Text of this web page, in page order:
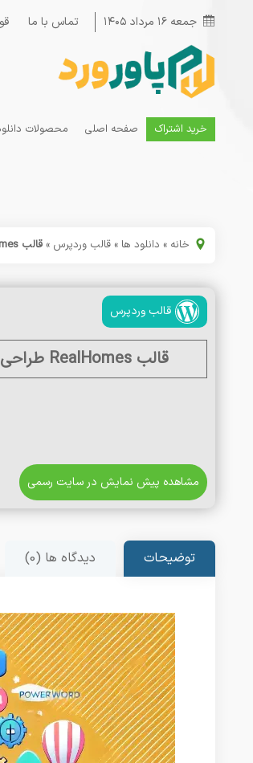
جمعه ۱۶ مرداد ۱۴۰۵ تماس با ما
خرید اشتراک صفحه اصلی محصولات
خانه » دانلود ها » قالب وردپرس » قالب RealHomes طراحی حرفه‌ای وب‌سایت املاک و مستغلات با وردپرس
قالب وردپرس
قالب RealHomes طراحی حرفه‌ای وب‌سایت املاک و مستغلات با وردپرس
مشاهده پیش نمایش در سایت رسمی
توضیحات دیدگاه ها (0)